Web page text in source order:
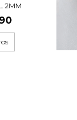
2MM